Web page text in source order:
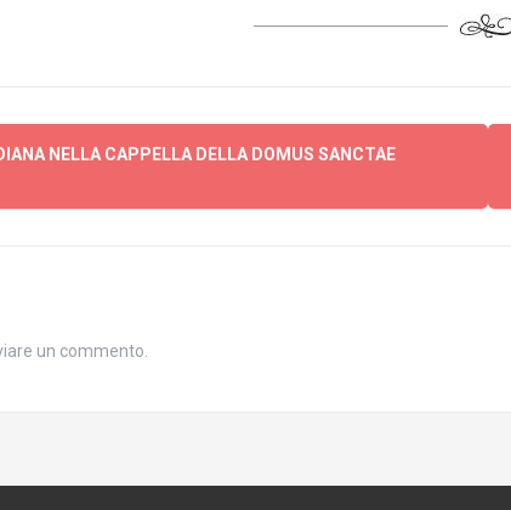
NELLA CAPPELLA DELLA DOMUS SANCTAE
un commento.